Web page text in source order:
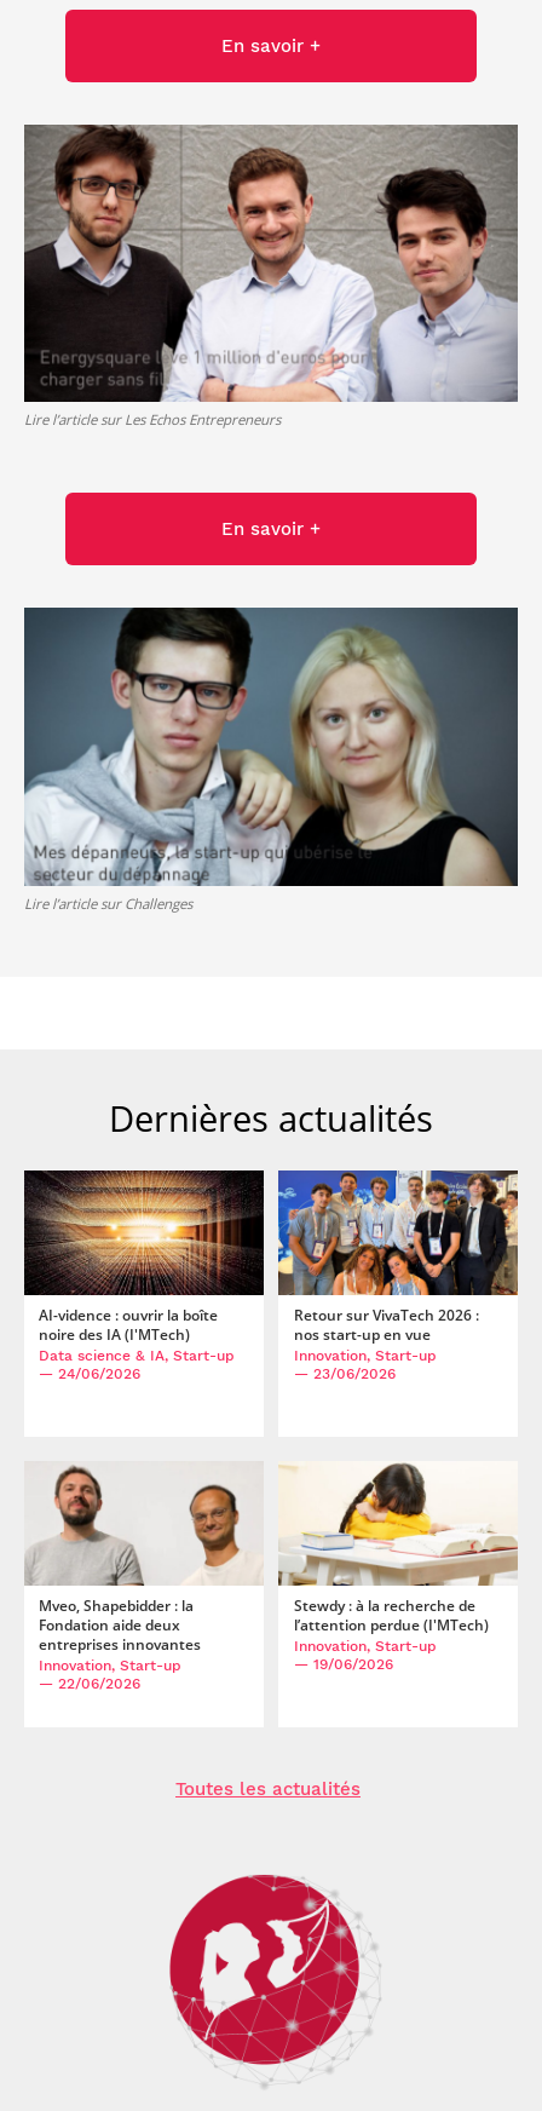
En savoir +
Lire l’article sur Les Echos Entrepreneurs
En savoir +
Lire l’article sur Challenges
Dernières actualités
AI-vidence : ouvrir la boîte
noire des IA (I'MTech)
Data science & IA, Start-up
— 24/06/2026
Retour sur VivaTech 2026 :
nos start-up en vue
Innovation, Start-up
— 23/06/2026
Mveo, Shapebidder : la
Fondation aide deux
entreprises innovantes
Innovation, Start-up
— 22/06/2026
Stewdy : à la recherche de
l’attention perdue (I'MTech)
Innovation, Start-up
— 19/06/2026
Toutes les actualités